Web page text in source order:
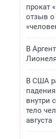
прокат
отзыв
В
В США
внутри
тело
августа